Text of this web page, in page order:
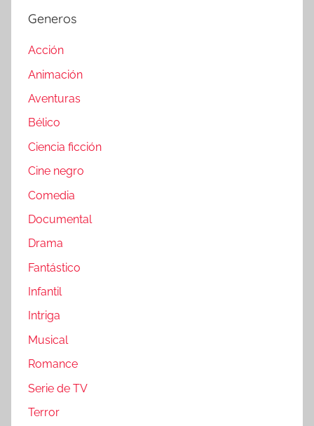
Generos
Acción
Animación
Aventuras
Bélico
Ciencia ficción
Cine negro
Comedia
Documental
Drama
Fantástico
Infantil
Intriga
Musical
Romance
Serie de TV
Terror